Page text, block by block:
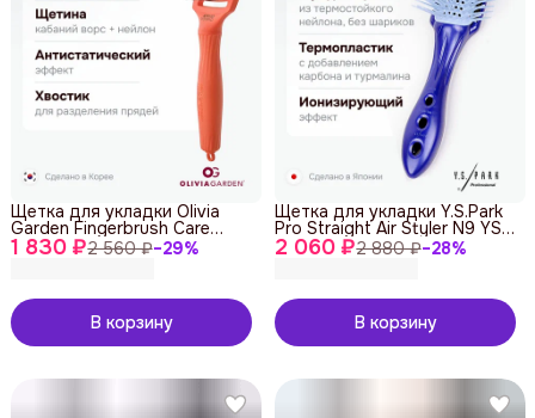
1 830 ₽2 560 ₽−29%
Щетка для укладки Olivia
Garden Fingerbrush Care
Iconic Boar&Nylon Orange
Dream
В корзину
2 060 ₽2 880 ₽−28%
Щетка для укладки Y.S.Park
Pro Straight Air Styler N9 YS-
T09 Blue
В корзину